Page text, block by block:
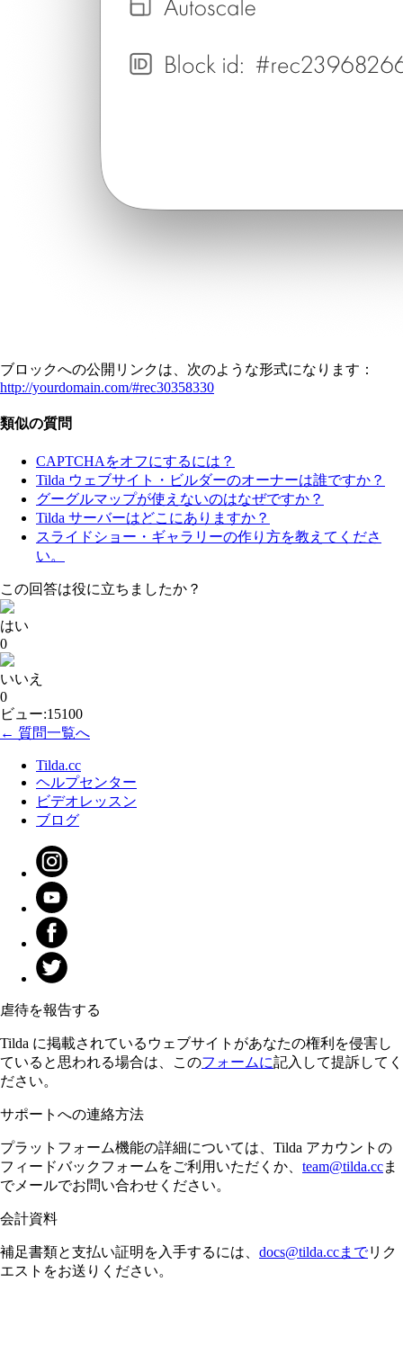
ブロックへの公開リンクは、次のような形式になります：
http://yourdomain.com/#rec30358330
類似の質問
CAPTCHAをオフにするには？
Tilda ウェブサイト・ビルダーのオーナーは誰ですか？
グーグルマップが使えないのはなぜですか？
Tilda サーバーはどこにありますか？
スライドショー・ギャラリーの作り方を教えてくださ
い。
この回答は役に立ちましたか？
はい
0
いいえ
0
ビュー:15100
← 質問一覧へ
Tilda.cc
ヘルプセンター
ビデオレッスン
ブログ
虐待を報告する
Tilda に掲載されているウェブサイトがあなたの権利を侵害し
ていると思われる場合は、このフォームに記入して提訴してく
ださい。
サポートへの連絡方法
プラットフォーム機能の詳細については、Tilda アカウントの
フィードバックフォームをご利用いただくか、 team@tilda.ccま
でメールでお問い合わせください。
会計資料
補足書類と支払い証明を入手するには、 docs@tilda.ccまでリク
エストをお送りください。